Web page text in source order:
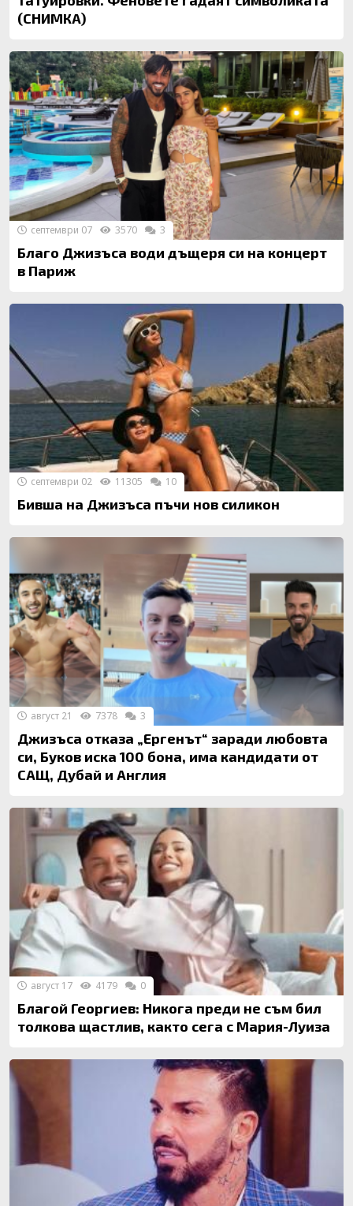
(СНИМКА)
Благо Джизъса води дъщеря си на концерт
в Париж
септември 07 3570 3
Бивша на Джизъса пъчи нов силикон
септември 02 11305 10
Джизъса отказа „Ергенът“ заради любовта
си, Буков иска 100 бона, има кандидати от
САЩ, Дубай и Англия
август 21 7378 3
Благой Георгиев: Никога преди не съм бил
толкова щастлив, както сега с Мария-Луиза
август 17 4179 0